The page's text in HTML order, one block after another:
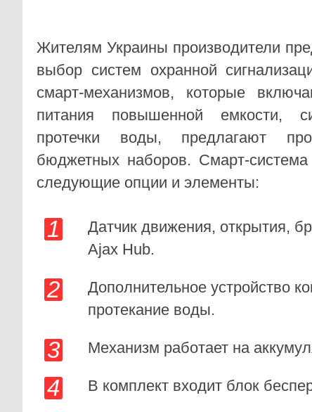
Жителям Украины производители
выбор систем охранной
смарт-механизмов, которые
питания повышенной емкости,
протечки воды, предлагают
бюджетных наборов. Смарт-
следующие опции и элементы:
Датчик движения, открытия,
Ajax Hub.
Дополнительное устройство
протекание воды.
Механизм работает на
В комплект входит блок